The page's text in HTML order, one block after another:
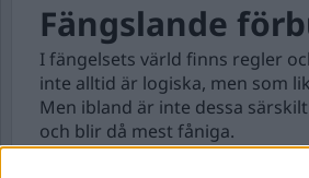
Fängslande
I fängelsets värld finns regler
inte alltid är logiska, men som
Men ibland är inte dessa
och blir då mest fåniga.